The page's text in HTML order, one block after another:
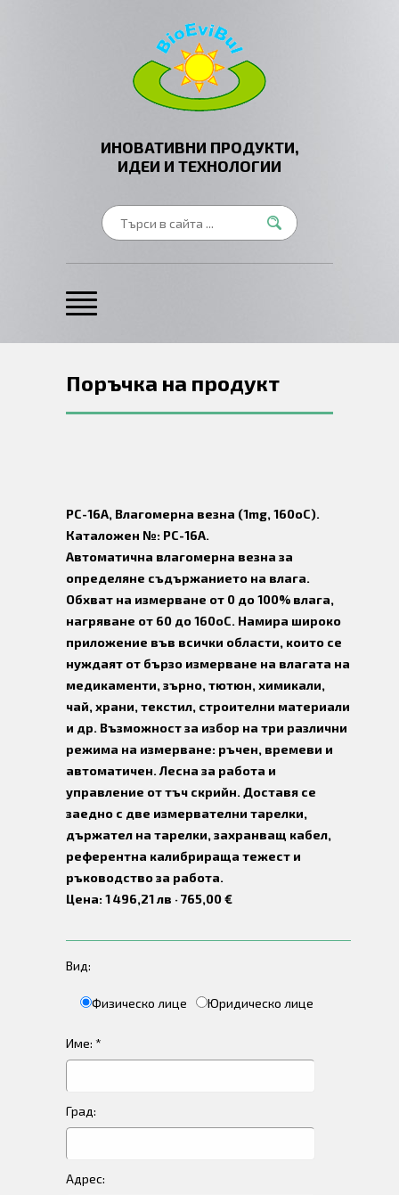
ИНОВАТИВНИ ПРОДУКТИ,
ИДЕИ И ТЕХНОЛОГИИ
Поръчка на продукт
PC-16A, Влагомерна везна (1mg, 160оС).
Каталожен №: PC-16A.
Автоматична влагомерна везна за
определяне съдържанието на влага.
Обхват на измерване от 0 до 100% влага,
нагряване от 60 до 160оС. Намира широко
приложение във всички области, които се
нуждаят от бързо измерване на влагата на
медикаменти, зърно, тютюн, химикали,
чай, храни, текстил, строителни материали
и др. Възможност за избор на три различни
режима на измерване: ръчен, времеви и
автоматичен. Лесна за работа и
управление от тъч скрийн. Доставя се
заедно с две измервателни тарелки,
държател на тарелки, захранващ кабел,
референтна калибрираща тежест и
ръководство за работа.
Цена: 1 496,21 лв · 765,00 €
Вид:
Физическо лице Юридическо лице
Име: *
Град:
Адрес: